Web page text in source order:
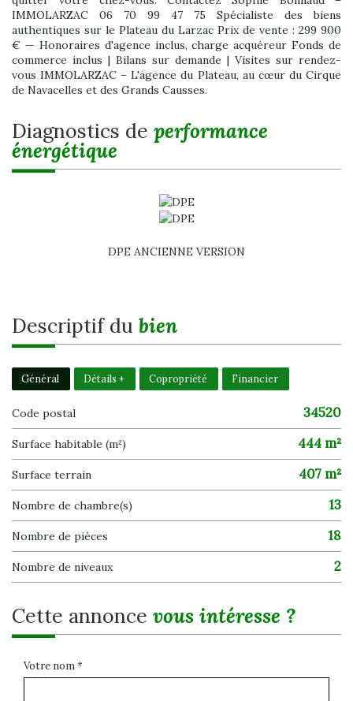
IMMOLARZAC 06 70 99 47 75 Spécialiste des biens
authentiques sur le Plateau du Larzac Prix de vente : 299 900
€ — Honoraires d'agence inclus, charge acquéreur Fonds de
commerce inclus | Bilans sur demande | Visites sur rendez-
vous IMMOLARZAC – L'agence du Plateau, au cœur du Cirque
de Navacelles et des Grands Causses.
diagnostics de performance
énergétique
DPE ANCIENNE VERSION
descriptif du bien
Général Détails + Copropriété Financier
Code postal 34520
Surface habitable (m²) 444 m²
surface terrain 407 m²
Nombre de chambre(s) 13
Nombre de pièces 18
Nombre de niveaux 2
cette annonce vous intéresse ?
Votre nom *